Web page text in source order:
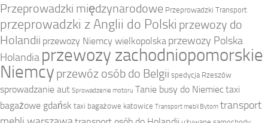
Przeprowadzki międzynarodowe Przeprowadzki Transport
przeprowadzki z Anglii do Polski przewozy do
Holandii przewozy Niemcy wielkopolska przewozy Polska
Holandia przewozy zachodniopomorskie
Niemcy przewóz osób do Belgii spedycja Rzeszów
sprowadzanie aut Sprowadzenie motoru Tanie busy do Niemiectaxi
bagażowe gdańsk taxi bagażowe katowice Transport mebli Bytom transport